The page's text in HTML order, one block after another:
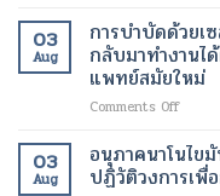
การ
ลด
น้ำ
หนัก
เปลี่ย
ชีวิต
ของ
ผู้
ผ่าตัด
สมัย
ใหม่
ของ
ผู้
ความ
งาม
สมัย
ใหม่
ที่
กระจ่าง
แก
รม
แวน
ควิช
เทคโนโ
ใหม่
เพื่อ
การ
03
Aug
การบำบัดด้วยเ
กลับมาทำงานไ
แพทย์สมัยใหม่
Comments Offon
บำบัด
ด้วย
เซลล์
03
Aug
อนุภาคนาโนไข
ปฏิวัติวงการเพื่